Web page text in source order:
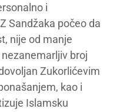
i
Sandžaka počeo da
nije od manje
broj
Zukorlićevim
kao i
Islamsku